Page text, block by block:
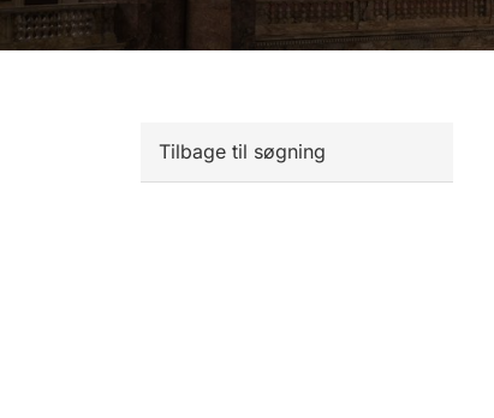
Tilbage til søgning